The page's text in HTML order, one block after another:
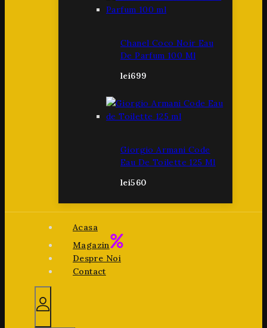
Chanel Coco Noir Eau
De Parfum 100 Ml
lei699
Giorgio Armani Code
Eau De Toilette 125 Ml
lei560
Acasa
Magazin
Despre Noi
Contact